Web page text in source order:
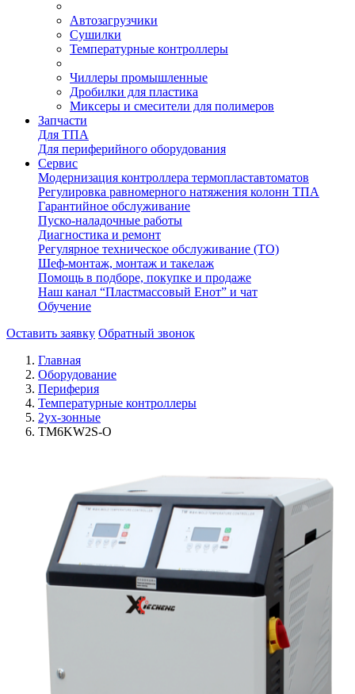
Автозагрузчики
Сушилки
Температурные контроллеры
Чиллеры промышленные
Дробилки для пластика
Миксеры и смесители для полимеров
Запчасти
Для ТПА
Для периферийного оборудования
Сервис
Модернизация контроллера термопластавтоматов
Регулировка равномерного натяжения колонн ТПА
Гарантийное обслуживание
Пуско-наладочные работы
Диагностика и ремонт
Регулярное техническое обслуживание (ТО)
Шеф-монтаж, монтаж и такелаж
Помощь в подборе, покупке и продаже
Наш канал “Пластмассовый Енот” и чат
Обучение
Оставить заявку Обратный звонок
Главная
Оборудование
Периферия
Температурные контроллеры
2ух-зонные
TM6KW2S-O